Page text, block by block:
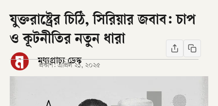
যুক্তরাষ্ট্রের চিঠি, সিরিয়ার জবাব: চাপ
ও কূটনীতির নতুন ধারা
মধ্যপ্রাচ্য ডেস্ক
প্রকাশ: এপ্রিল ২১, ২০২৫